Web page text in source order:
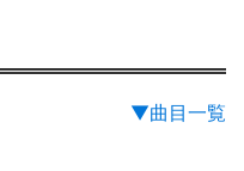
▼曲目一覧